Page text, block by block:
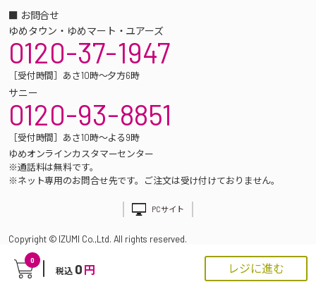
0
税込 0 円 レジに進む
■ お問合せ
ゆめタウン・ゆめマート・ユアーズ
0120-37-1947
［受付時間］あさ10時～夕方6時
サニー
0120-93-8851
［受付時間］あさ10時～よる9時
ゆめオンラインカスタマーセンター
※通話料は無料です。
※ネット専用のお問合せ先です。ご注文は受け付けておりません。
PCサイト
Copyright © IZUMI Co.,Ltd. All rights reserved.